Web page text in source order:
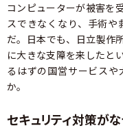
コンピューターが被害を
スできなくなり、手術
だ。日本でも、日立製作
に大きな支障を来したと
るはずの国営サービス
か。
セキュリティ対策が